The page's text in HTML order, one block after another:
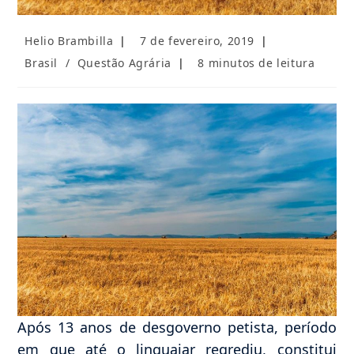
Autor
post:
Helio Brambilla
Post
7 de fevereiro, 2019
Categoria
Brasil / Questão Agrária
Tempo
8 minutos de leitura
Após 13 anos de desgoverno petista, período
em que até o linguajar regrediu, constitui